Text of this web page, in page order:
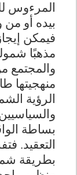
المرءوس
بيده أو من
فيمكن
مذهبًا
والمجتمع
منهجيتها
الرؤية
بساطة
التعقيد.
بطريقة